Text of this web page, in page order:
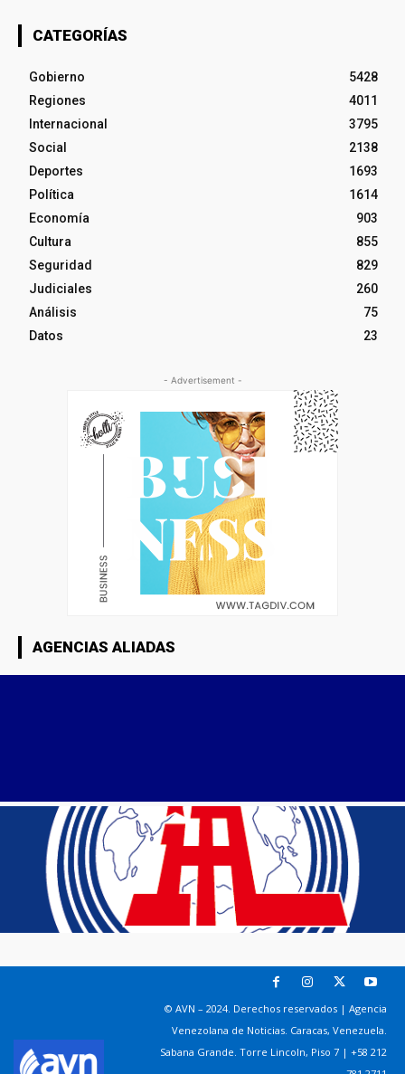
CATEGORÍAS
Gobierno
5428
Regiones
4011
Internacional
3795
Social
2138
Deportes
1693
Política
1614
Economía
903
Cultura
855
Seguridad
829
Judiciales
260
Análisis
75
Datos
23
- Advertisement -
AGENCIAS ALIADAS
© AVN – 2024. Derechos reservados | Agencia
Venezolana de Noticias. Caracas, Venezuela.
Sabana Grande. Torre Lincoln, Piso 7 | +58 212